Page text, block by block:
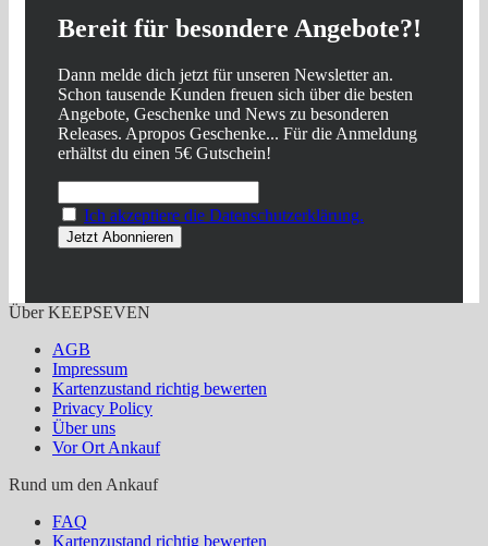
Bereit für besondere Angebote?!
Dann melde dich jetzt für unseren Newsletter an.
Schon tausende Kunden freuen sich über die besten
Angebote, Geschenke und News zu besonderen
Releases. Apropos Geschenke... Für die Anmeldung
erhältst du einen 5€ Gutschein!
Ich akzeptiere die Datenschutzerklärung.
Über KEEPSEVEN
AGB
Impressum
Kartenzustand richtig bewerten
Privacy Policy
Über uns
Vor Ort Ankauf
Rund um den Ankauf
FAQ
Kartenzustand richtig bewerten